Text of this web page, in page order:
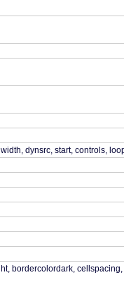
dynsrc, start, controls,
bordercolordark,